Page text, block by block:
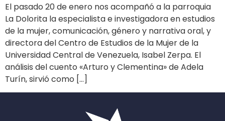
El pasado 20 de enero nos acompañó a la parroquia
La Dolorita la especialista e investigadora en estudios
de la mujer, comunicación, género y narrativa oral, y
directora del Centro de Estudios de la Mujer de la
Universidad Central de Venezuela, Isabel Zerpa. El
análisis del cuento «Arturo y Clementina» de Adela
Turín, sirvió como […]